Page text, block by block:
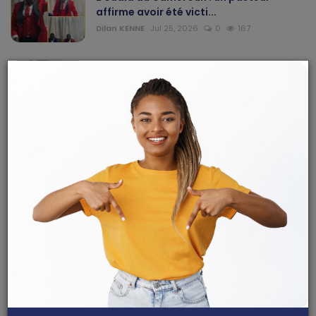
affirme avoir été victi...
Dilan KENNE Jul 25, 2026 0 167
Boulaï : Dr Léon Nem...
Haurizon News Jul 10, 2026
Nkoulou Nkoulou Ninon Rosine décroche
son doctorat PhD ...
Dilan KENNE Jul 31, 2026 0
ARTICLES RECOMMANDÉS